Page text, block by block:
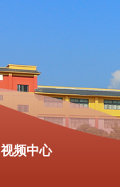
视频中心